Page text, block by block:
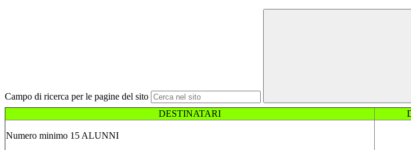
Campo di ricerca per le pagine del sito
DESTINATARI
Numero minimo 15 ALUNNI